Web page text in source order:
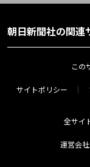
朝日新聞社の関連
この
サイトポリシー
全サイ
運営会社